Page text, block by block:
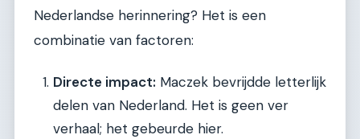
Nederlandse herinnering? Het is een
combinatie van factoren:
Directe impact: Maczek bevrijdde letterlijk
delen van Nederland. Het is geen ver
verhaal; het gebeurde hier.